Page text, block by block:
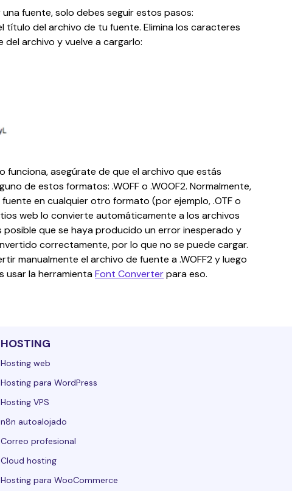
fuente, solo debes seguir estos pasos:
título del archivo de tu fuente. Elimina los caracteres
del archivo y vuelve a cargarlo:
funciona, asegúrate de que el archivo que estás
de estos formatos: .WOFF o .WOOF2. ﻿Normalmente,
en cualquier otro formato (por ejemplo, .OTF o
web lo convierte automáticamente a los archivos
posible que se haya producido un error inesperado y
correctamente, por lo que no se puede cargar.
manualmente el archivo de fuente a .WOFF2 y luego
usar la herramienta Font Converter para eso.
HOSTING
Hosting web
Hosting para WordPress
Hosting VPS
n8n autoalojado
Correo profesional
Cloud hosting
Hosting para WooCommerce